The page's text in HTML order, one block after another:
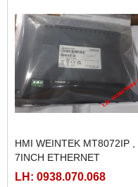
HMI WEINTEK MT8072IP ,
7INCH ETHERNET
LH: 0938.070.068